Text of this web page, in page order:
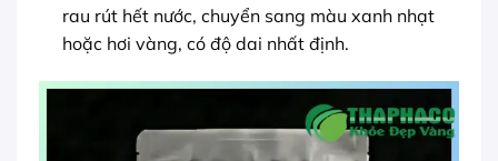
rau rút hết nước, chuyển sang màu xanh nhạt
hoặc hơi vàng, có độ dai nhất định.